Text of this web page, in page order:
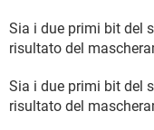
Sia i due primi bit del
risultato del
Sia i due primi bit del
risultato del